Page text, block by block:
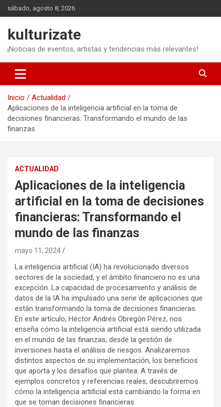
Saltar
al
sábado, agosto 8, 2026
kulturizate
¡Noticias de eventos, artistas y tendencias más relevantes!
Inicio
Actualidad
Aplicaciones de la inteligencia artificial en la toma de
decisiones financieras: Transformando el mundo de las
finanzas
ACTUALIDAD
Aplicaciones de la inteligencia
artificial en la toma de decisiones
financieras: Transformando el
mundo de las finanzas
mayo 11, 2024
La inteligencia artificial (IA) ha revolucionado diversos
sectores de la sociedad, y el ámbito financiero no es una
excepción. La capacidad de procesamiento y análisis de
datos de la IA ha impulsado una serie de aplicaciones que
están transformando la toma de decisiones financieras.
En este artículo, Héctor Andrés Obregón Pérez, nos
enseña cómo la inteligencia artificial está siendo utilizada
en el mundo de las finanzas, desde la gestión de
inversiones hasta el análisis de riesgos. Analizaremos
distintos aspectos de su implementación, los beneficios
que aporta y los desafíos que plantea. A través de
ejemplos concretos y referencias reales, descubriremos
cómo la inteligencia artificial está cambiando la forma en
que se toman decisiones financieras.